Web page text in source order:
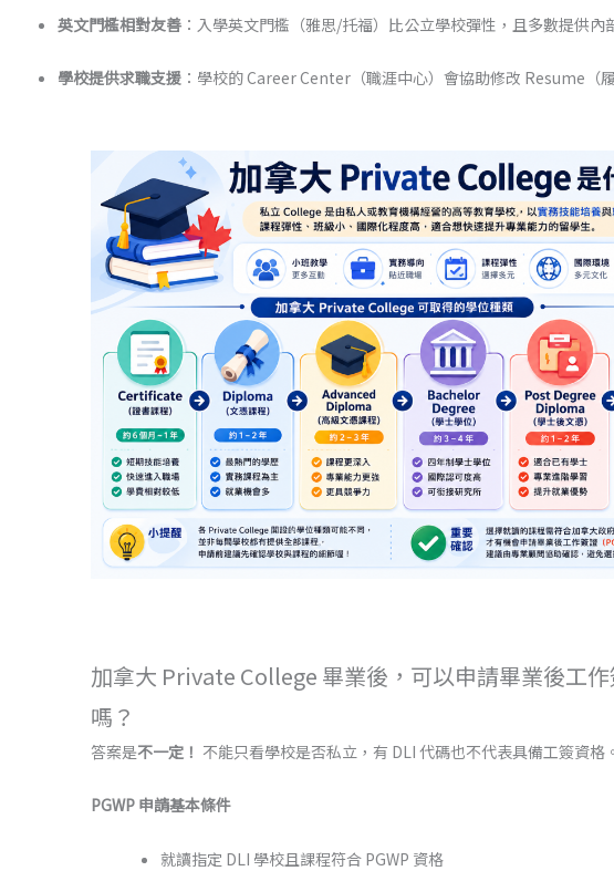
英文門檻相對友善 ：入學英文門檻（雅思/托福）比公立學校彈性，且多數提供內
學校提供求職支援 ：學校的 Career Center（職涯中心）會協助修改 Resume（
加拿大 Private College 畢業後，可以申請畢業後工作
嗎？
答案是不一定！ 不能只看學校是否私立，有 DLI 代碼也不代表具備工簽資格。
PGWP 申請基本條件
就讀指定 DLI 學校且課程符合 PGWP 資格